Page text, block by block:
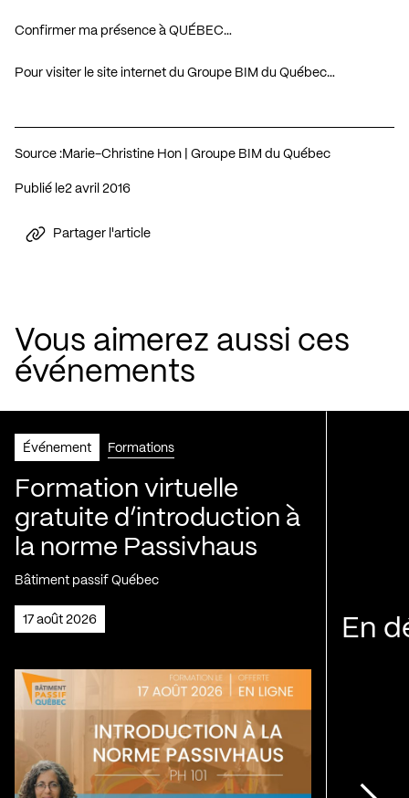
Confirmer ma présence à QUÉBEC…
Pour visiter le site internet du Groupe BIM du Québec…
Source :Marie-Christine Hon | Groupe BIM du Québec
Publié le 2 avril 2016
Partager l'article
Vous aimerez aussi ces
événements
Événement Formations
Formation virtuelle
gratuite d’introduction à
la norme Passivhaus
Bâtiment passif Québec
17 août 2026 En